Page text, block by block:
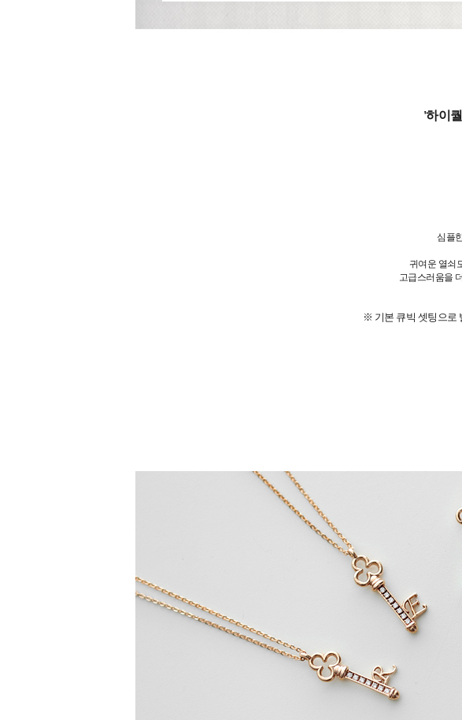
'하이
심플
귀여운 열쇠
고급스러움을
※ 기본 큐빅 셋팅으로